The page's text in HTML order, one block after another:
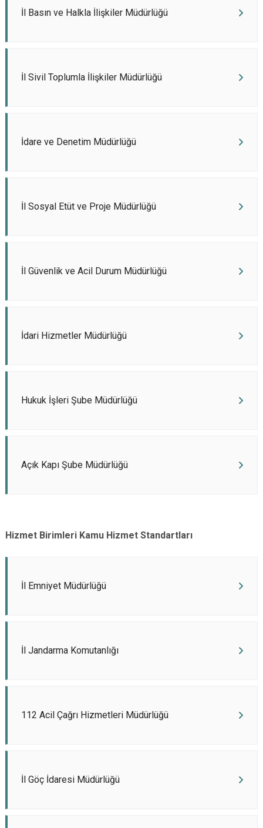
İl Basın ve Halkla İlişkiler Müdürlüğü
İl Sivil Toplumla İlişkiler Müdürlüğü
İdare ve Denetim Müdürlüğü
İl Sosyal Etüt ve Proje Müdürlüğü
İl Güvenlik ve Acil Durum Müdürlüğü
İdari Hizmetler Müdürlüğü
Hukuk İşleri Şube Müdürlüğü
Açık Kapı Şube Müdürlüğü
Hizmet Birimleri Kamu Hizmet Standartları
İl Emniyet Müdürlüğü
İl Jandarma Komutanlığı
112 Acil Çağrı Hizmetleri Müdürlüğü
İl Göç İdaresi Müdürlüğü